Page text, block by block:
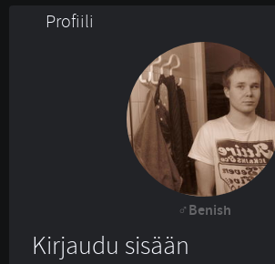
Profiili
Benish
Kirjaudu sisään